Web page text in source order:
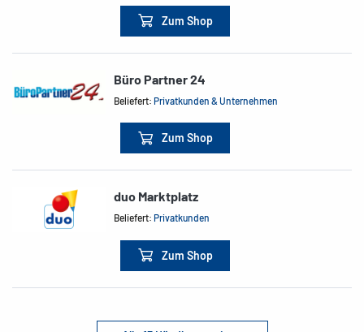
Zum Shop
Büro Partner 24
Beliefert:Privatkunden & Unternehmen
Zum Shop
duo Marktplatz
Beliefert:Privatkunden
Zum Shop